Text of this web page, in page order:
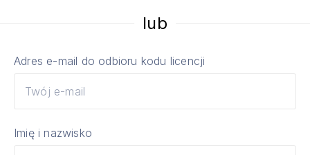
lub
Adres e-mail do odbioru kodu licencji
Imię i nazwisko